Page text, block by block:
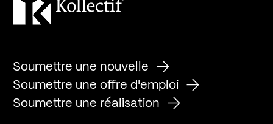
Soumettre une nouvelle
Soumettre une offre d'emploi
Soumettre une réalisation